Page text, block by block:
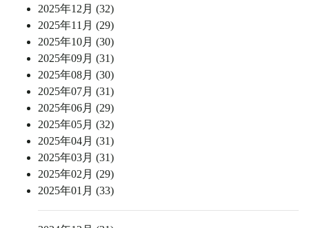
2025年12月 (32)
2025年11月 (29)
2025年10月 (30)
2025年09月 (31)
2025年08月 (30)
2025年07月 (31)
2025年06月 (29)
2025年05月 (32)
2025年04月 (31)
2025年03月 (31)
2025年02月 (29)
2025年01月 (33)